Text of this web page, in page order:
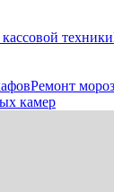
техники
Ремонт
камер